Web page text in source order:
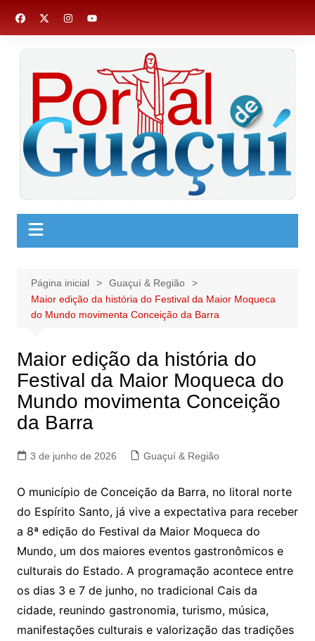
para
Página inicial
Guaçuí & Região
Maior edição da história do Festival da Maior Moqueca
do Mundo movimenta Conceição da Barra
Maior edição da história do
Festival da Maior Moqueca do
Mundo movimenta Conceição
da Barra
3 de junho de 2026 Guaçuí & Região
O município de Conceição da Barra, no litoral norte
do Espírito Santo, já vive a expectativa para receber
a 8ª edição do Festival da Maior Moqueca do
Mundo, um dos maiores eventos gastronômicos e
culturais do Estado. A programação acontece entre
os dias 3 e 7 de junho, no tradicional Cais da
cidade, reunindo gastronomia, turismo, música,
manifestações culturais e valorização das tradições